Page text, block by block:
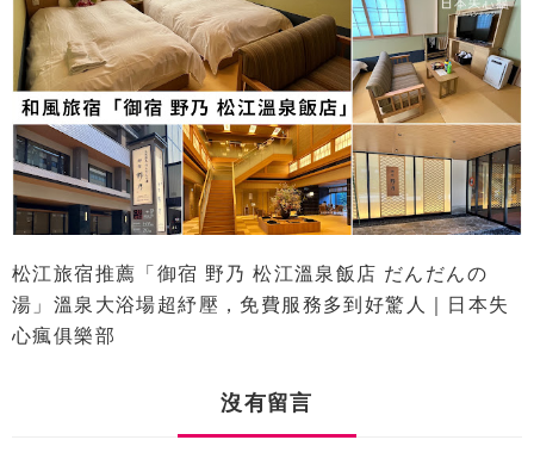
松江旅宿推薦「御宿 野乃 松江溫泉飯店 だんだんの
湯」溫泉大浴場超紓壓，免費服務多到好驚人｜日本失
心瘋俱樂部
沒有留言